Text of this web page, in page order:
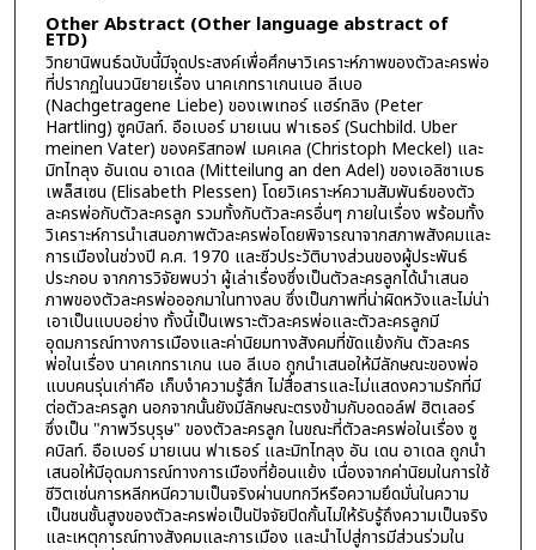
Other Abstract (Other language abstract of
ETD)
วิทยานิพนธ์ฉบับนี้มีจุดประสงค์เพื่อศึกษาวิเคราะห์ภาพของตัวละครพ่อ
ที่ปรากฏในนวนิยายเรื่อง นาคเกทราเกนเนอ ลีเบอ
(Nachgetragene Liebe) ของเพเทอร์ แฮร์ทลิง (Peter
Hartling) ซูคบิลท์. อือเบอร์ มายเนน ฟาเธอร์ (Suchbild. Uber
meinen Vater) ของคริสทอฟ เมคเคล (Christoph Meckel) และ
มิทไทลุง อันเดน อาเดล (Mitteilung an den Adel) ของเอลิซาเบธ
เพล็สเซน (Elisabeth Plessen) โดยวิเคราะห์ความสัมพันธ์ของตัว
ละครพ่อกับตัวละครลูก รวมทั้งกับตัวละครอื่นๆ ภายในเรื่อง พร้อมทั้ง
วิเคราะห์การนำเสนอภาพตัวละครพ่อโดยพิจารณาจากสภาพสังคมและ
การเมืองในช่วงปี ค.ศ. 1970 และชีวประวัติบางส่วนของผู้ประพันธ์
ประกอบ จากการวิจัยพบว่า ผู้เล่าเรื่องซึ่งเป็นตัวละครลูกได้นำเสนอ
ภาพของตัวละครพ่อออกมาในทางลบ ซึ่งเป็นภาพที่น่าผิดหวังและไม่น่า
เอาเป็นแบบอย่าง ทั้งนี้เป็นเพราะตัวละครพ่อและตัวละครลูกมี
อุดมการณ์ทางการเมืองและค่านิยมทางสังคมที่ขัดแย้งกัน ตัวละคร
พ่อในเรื่อง นาคเกทราเกน เนอ ลีเบอ ถูกนำเสนอให้มีลักษณะของพ่อ
แบบคนรุ่นเก่าคือ เก็บงำความรู้สึก ไม่สื่อสารและไม่แสดงความรักที่มี
ต่อตัวละครลูก นอกจากนั้นยังมีลักษณะตรงข้ามกับอดอล์ฟ ฮิตเลอร์
ซึ่งเป็น "ภาพวีรบุรุษ" ของตัวละครลูก ในขณะที่ตัวละครพ่อในเรื่อง ซู
คบิลท์. อือเบอร์ มายเนน ฟาเธอร์ และมิทไทลุง อัน เดน อาเดล ถูกนำ
เสนอให้มีอุดมการณ์ทางการเมืองที่ย้อนแย้ง เนื่องจากค่านิยมในการใช้
ชีวิตเช่นการหลีกหนีความเป็นจริงผ่านบทกวีหรือความยึดมั่นในความ
เป็นชนชั้นสูงของตัวละครพ่อเป็นปัจจัยปิดกั้นไม่ให้รับรู้ถึงความเป็นจริง
และเหตุการณ์ทางสังคมและการเมือง และนำไปสู่การมีส่วนร่วมใน